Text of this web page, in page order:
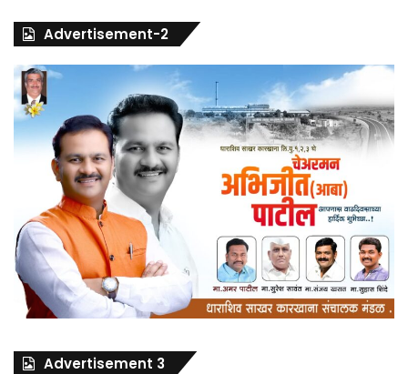
Advertisement-2
Advertisement 3